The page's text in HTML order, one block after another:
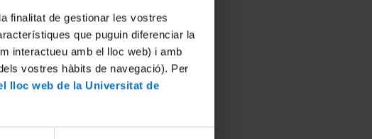
finalitat de gestionar les vostres
que puguin diferenciar la
interactueu amb el lloc web) i amb
vostres hàbits de navegació). Per
lloc web de la Universitat de